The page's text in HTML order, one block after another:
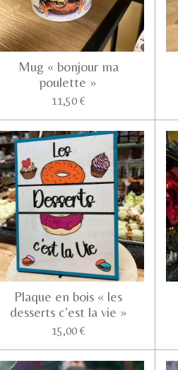
Mug « bonjour ma
poulette »
11,50 €
Plaque en bois « les
desserts c’est la vie »
15,00 €